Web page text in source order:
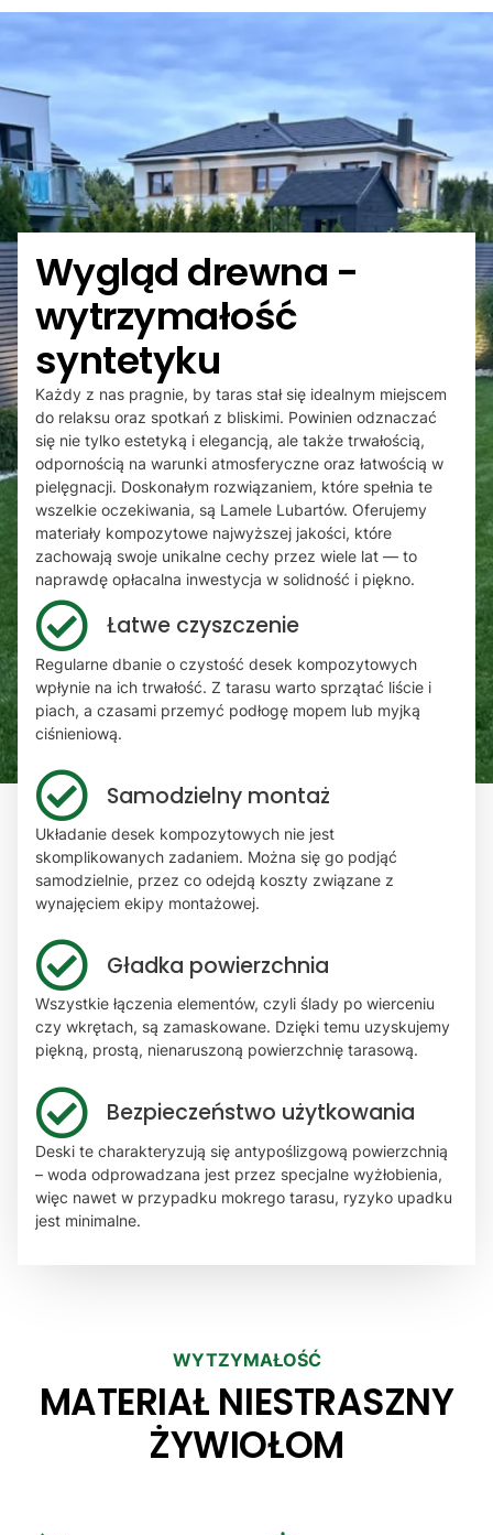
Wygląd drewna -
wytrzymałość
syntetyku
Każdy z nas pragnie, by taras stał się idealnym miejscem
do relaksu oraz spotkań z bliskimi. Powinien odznaczać
się nie tylko estetyką i elegancją, ale także trwałością,
odpornością na warunki atmosferyczne oraz łatwością w
pielęgnacji. Doskonałym rozwiązaniem, które spełnia te
wszelkie oczekiwania, są Lamele Lubartów. Oferujemy
materiały kompozytowe najwyższej jakości, które
zachowają swoje unikalne cechy przez wiele lat — to
naprawdę opłacalna inwestycja w solidność i piękno.
Łatwe czyszczenie
Regularne dbanie o czystość desek kompozytowych
wpłynie na ich trwałość. Z tarasu warto sprzątać liście i
piach, a czasami przemyć podłogę mopem lub myjką
ciśnieniową.
Samodzielny montaż
Układanie desek kompozytowych nie jest
skomplikowanych zadaniem. Można się go podjąć
samodzielnie, przez co odejdą koszty związane z
wynajęciem ekipy montażowej.
Gładka powierzchnia
Wszystkie łączenia elementów, czyli ślady po wierceniu
czy wkrętach, są zamaskowane. Dzięki temu uzyskujemy
piękną, prostą, nienaruszoną powierzchnię tarasową.
Bezpieczeństwo użytkowania
Deski te charakteryzują się antypoślizgową powierzchnią
– woda odprowadzana jest przez specjalne wyżłobienia,
więc nawet w przypadku mokrego tarasu, ryzyko upadku
jest minimalne.
WYTZYMAŁOŚĆ
MATERIAŁ NIESTRASZNY
ŻYWIOŁOM